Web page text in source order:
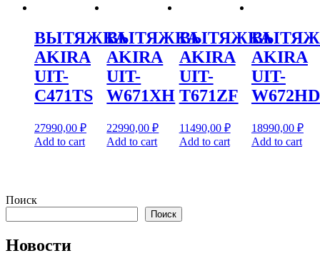
ВЫТЯЖКА
AKIRA
UIT-
C471TS
27990,00 ₽
Add to cart
ВЫТЯЖКА
AKIRA
UIT-
W671XH
22990,00₽
Add to cart
ВЫТЯЖКА
AKIRA
UIT-
T671ZF
11490,00 ₽
Add to cart
AKIRA
UIT-
W672HD
18990,00 ₽
Add to cart
Поиск
Поиск
Новости